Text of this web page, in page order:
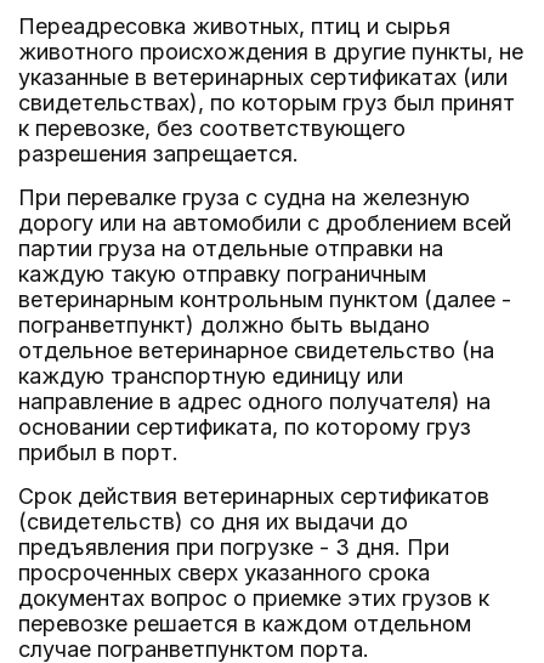
Переадресовка животных, птиц и сырья
животного происхождения в другие пункты, не
указанные в ветеринарных сертификатах (или
свидетельствах), по которым груз был принят
к перевозке, без соответствующего
разрешения запрещается.
При перевалке груза с судна на железную
дорогу или на автомобили с дроблением всей
партии груза на отдельные отправки на
каждую такую отправку пограничным
ветеринарным контрольным пунктом (далее -
погранветпункт) должно быть выдано
отдельное ветеринарное свидетельство (на
каждую транспортную единицу или
направление в адрес одного получателя) на
основании сертификата, по которому груз
прибыл в порт.
Срок действия ветеринарных сертификатов
(свидетельств) со дня их выдачи до
предъявления при погрузке - 3 дня. При
просроченных сверх указанного срока
документах вопрос о приемке этих грузов к
перевозке решается в каждом отдельном
случае погранветпунктом порта.